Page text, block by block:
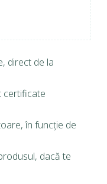
direct de la
certificate
în funcție de
dacă te